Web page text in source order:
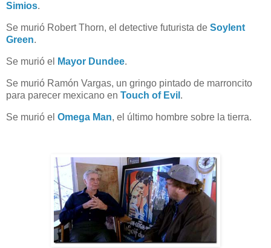
Simios.
Se murió Robert Thorn, el detective futurista de Soylent
Green.
Se murió el Mayor Dundee.
Se murió Ramón Vargas, un gringo pintado de marroncito
para parecer mexicano en Touch of Evil .
Se murió el Omega Man, el último hombre sobre la tierra.